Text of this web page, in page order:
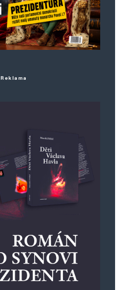
Reklama